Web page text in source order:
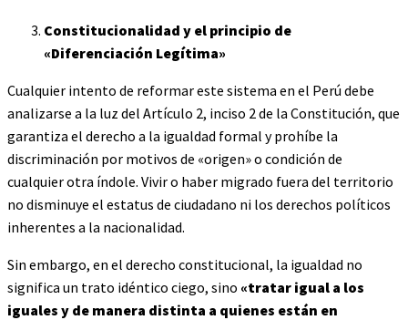
Constitucionalidad y el principio de
«Diferenciación Legítima»
Cualquier intento de reformar este sistema en el Perú debe
analizarse a la luz del Artículo 2, inciso 2 de la Constitución, que
garantiza el derecho a la igualdad formal y prohíbe la
discriminación por motivos de «origen» o condición de
cualquier otra índole. Vivir o haber migrado fuera del territorio
no disminuye el estatus de ciudadano ni los derechos políticos
inherentes a la nacionalidad.
Sin embargo, en el derecho constitucional, la igualdad no
significa un trato idéntico ciego, sino «tratar igual a los
iguales y de manera distinta a quienes están en